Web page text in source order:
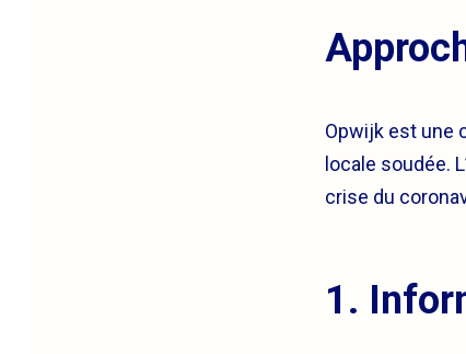
Opwijk est une
locale soudée.
crise du
1.